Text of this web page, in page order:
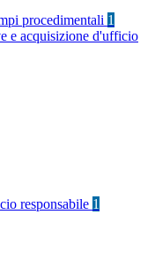
procedimentali 1
e acquisizione d'ufficio
responsabile 1